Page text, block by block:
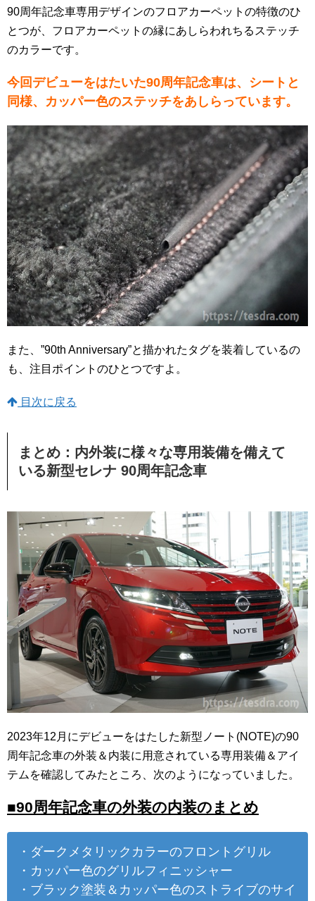
90周年記念車専用デザインのフロアカーペットの特徴のひ
とつが、フロアカーペットの縁にあしらわれちるステッチ
のカラーです。
今回デビューをはたいた90周年記念車は、シートと
同様、カッパー色のステッチをあしらっています。
また、”90th Anniversary”と描かれたタグを装着しているの
も、注目ポイントのひとつですよ。
目次に戻る
まとめ：内外装に様々な専用装備を備えて
いる新型セレナ 90周年記念車
2023年12月にデビューをはたした新型ノート(NOTE)の90
周年記念車の外装＆内装に用意されている専用装備＆アイ
テムを確認してみたところ、次のようになっていました。
■90周年記念車の外装の内装のまとめ
・ダークメタリックカラーのフロントグリル
・カッパー色のグリルフィニッシャー
・ブラック塗装＆カッパー色のストライブのサイ